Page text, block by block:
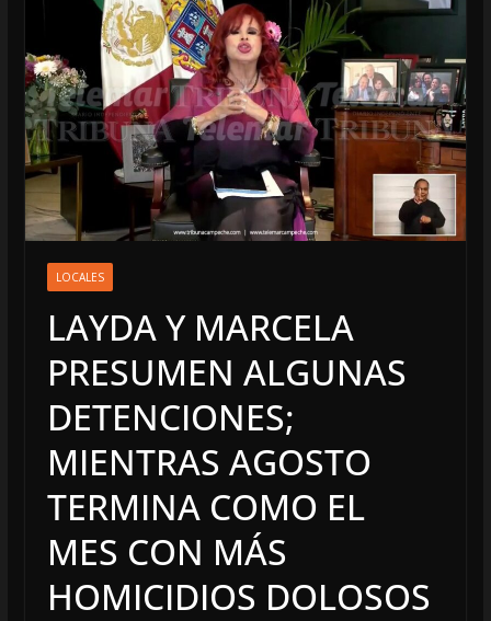
LOCALES
LAYDA Y MARCELA
PRESUMEN ALGUNAS
DETENCIONES;
MIENTRAS AGOSTO
TERMINA COMO EL
MES CON MÁS
HOMICIDIOS DOLOSOS